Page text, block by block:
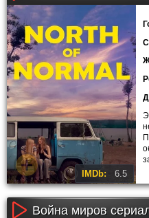
IMDb: 6.5
Война миров